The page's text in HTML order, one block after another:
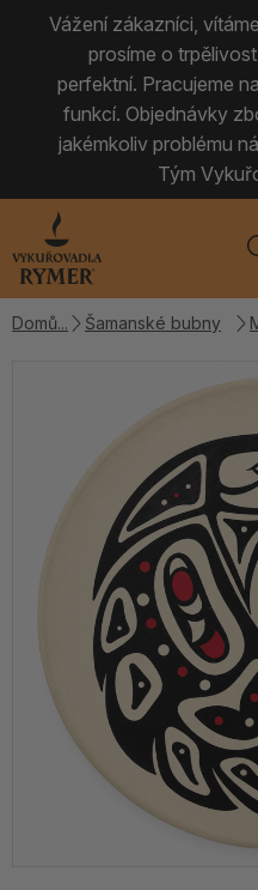
Vážení zákazníci,
prosíme o
perfektní. Pracujeme
funkcí. Objednávky
jakémkoliv problému
Tým
Domů Šamanské bubny